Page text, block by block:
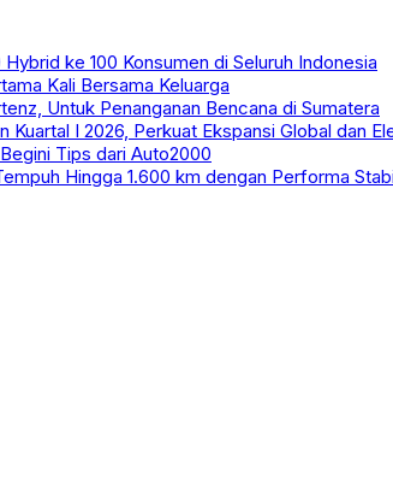
ke 100 Konsumen di Seluruh Indonesia
Kali Bersama Keluarga
Untuk Penanganan Bencana di Sumatera
Kuartal I 2026, Perkuat Ekspansi Global dan
Tips dari Auto2000
Hingga 1.600 km dengan Performa